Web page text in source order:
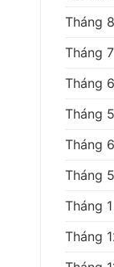
Tháng
Tháng
Tháng
Tháng
Tháng
Tháng
Tháng
Tháng